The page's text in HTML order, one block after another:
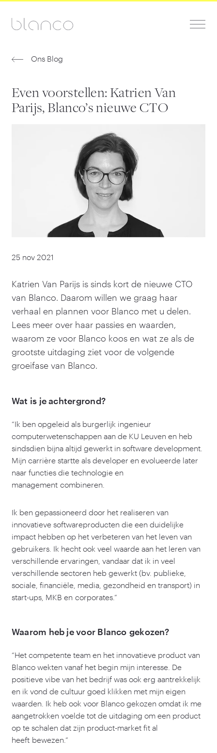
Ons Blog
Even voorstellen: Katrien Van
Parijs, Blanco’s nieuwe CTO
25 nov 2021
Katrien Van Parijs is sinds kort de nieuwe CTO
van Blanco. Daarom willen we graag haar
verhaal en plannen voor Blanco met u delen.
Lees meer over haar passies en waarden,
waarom ze voor Blanco koos en wat ze als de
grootste uitdaging ziet voor de volgende
groeifase van Blanco.
Wat is je achtergrond?
“Ik ben opgeleid als burgerlijk ingenieur
computerwetenschappen aan de KU Leuven en heb
sindsdien bijna altijd gewerkt in software development.
Mijn carrière startte als developer en evolueerde later
naar functies die technologie en
management combineren.
Ik ben gepassioneerd door het realiseren van
innovatieve softwareproducten die een duidelijke
impact hebben op het verbeteren van het leven van
gebruikers. Ik hecht ook veel waarde aan het leren van
verschillende ervaringen, vandaar dat ik in veel
verschillende sectoren heb gewerkt (bv. publieke,
sociale, financiële, media, gezondheid en transport) in
start-ups, MKB en corporates.”
Waarom heb je voor Blanco gekozen?
“Het competente team en het innovatieve product van
Blanco wekten vanaf het begin mijn interesse. De
positieve vibe van het bedrijf was ook erg aantrekkelijk
en ik vond de cultuur goed klikken met mijn eigen
waarden. Ik heb ook voor Blanco gekozen omdat ik me
aangetrokken voelde tot de uitdaging om een product
op te schalen dat zijn product-market fit al
heeft bewezen.”